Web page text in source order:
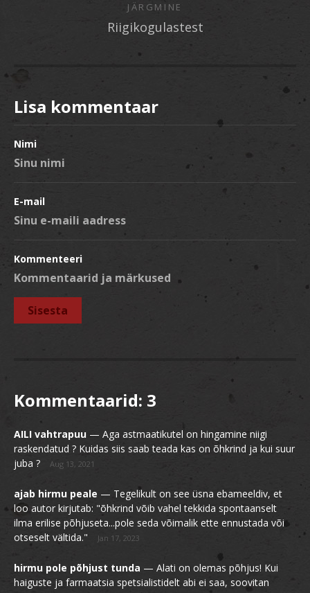
JÄRGMINE
Riigikogulastest
Lisa kommentaar
Nimi
E-mail
Kommenteeri
Kommentaarid: 3
AILI vahtrapuu — Aga astmaatikutel on hingamine niigi
raskendatud ? Kuidas siis saab teada kas on õhkrind ja kui suur
juba ?
Aug 13, 2021
ajab hirmu peale — Tegelikult on see üsna ebameeldiv, et
loo autor kirjutab: "õhkrind võib vahel tekkida spontaanselt
ilma erilise põhjuseta...pole seda võimalik ette ennustada või
otseselt vältida."
Jan 17, 2023
hirmu pole põhjust tunda — Alati on olemas põhjus! Kui
haiguste ja farmaatsia spetsialistidelt abi ei saa, soovitan